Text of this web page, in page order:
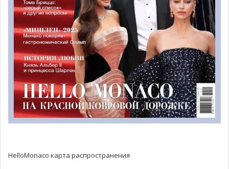
Монте-Карло — самый шикарный район Княжества.
Сюда поистине сьезжаются самые богатые и
знаменитые, чтобы на других посмотреть и себя
показать, попытать счастья в Казино Монте-Карло,
насладиться изысканной кухней в мишленовском
ресторане Louis XV. Это также мекка для туристов и
любителей шоппинга. Именно здесь расположены
самые эксклюзивные бутики, включая гламурную
торговую набережную One Monte Carlo.
HelloMonaco карта распространения